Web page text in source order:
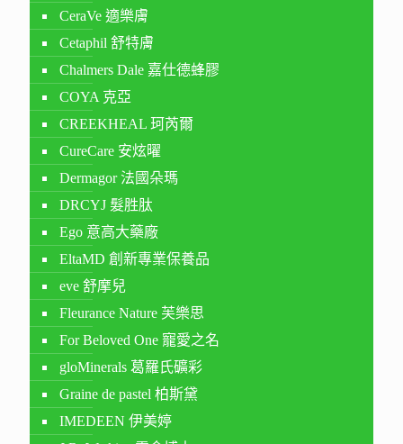
CeraVe 適樂膚
Cetaphil 舒特膚
Chalmers Dale 嘉仕德蜂膠
COYA 克亞
CREEKHEAL 珂芮爾
CureCare 安炫曜
Dermagor 法國朵瑪
DRCYJ 髮胜肽
Ego 意高大藥廠
EltaMD 創新專業保養品
eve 舒摩兒
Fleurance Nature 芙樂思
For Beloved One 寵愛之名
gloMinerals 葛羅氏礦彩
Graine de pastel 柏斯黛
IMEDEEN 伊美婷